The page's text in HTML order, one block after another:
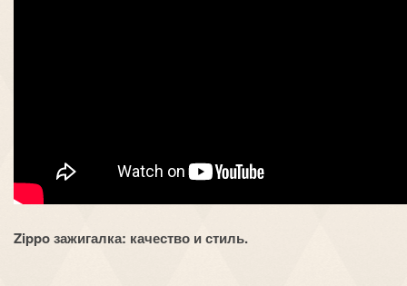
Zippo зажигалка: качество и стиль.